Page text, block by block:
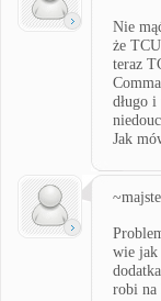
Nie
że
teraz
długo
Jak
wie jak
robi na